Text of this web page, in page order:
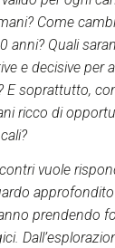
Come
anni? Quali
e decisive per
E soprattutto,
ricco di
vuole
prendendo